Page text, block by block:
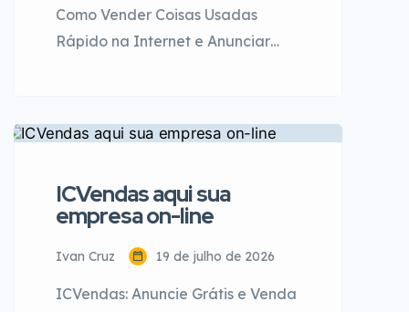
Como Vender Coisas Usadas
Rápido na Internet e Anunciar
redor e percebeu a quantidade
de itens que não usa mais, ou
expandir a sua cartela de clientes
sem gastar fortunas em anúncios
pagos? A verdade é que o
ICVendas aqui sua
empresa on-line
Ivan Cruz 19 de julho de 2026
ICVendas: Anuncie Grátis e Venda